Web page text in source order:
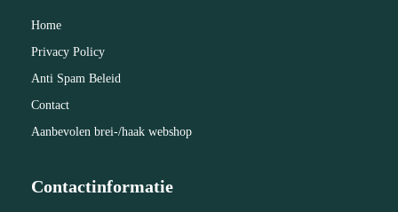
Home
Privacy Policy
Anti Spam Beleid
Contact
Aanbevolen brei-/haak webshop
Contactinformatie